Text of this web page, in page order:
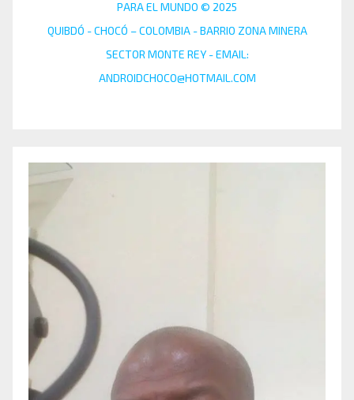
PARA EL MUNDO © 2025
QUIBDÓ - CHOCÓ – COLOMBIA - BARRIO ZONA MINERA
SECTOR MONTE REY - EMAIL:
ANDROIDCHOCO@HOTMAIL.COM